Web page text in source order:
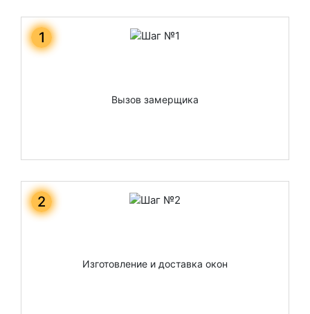
Вызов замерщика
1
Изготовление и доставка окон
2